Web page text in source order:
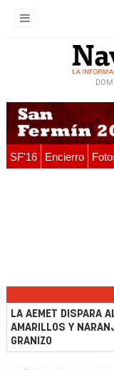
SF'16 Encierro
LA AEMET DISPARA
AMARILLOS Y
GRANIZO